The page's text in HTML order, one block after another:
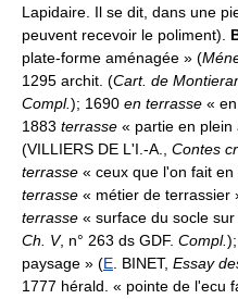
Lapidaire. Il se dit, dans une
peuvent recevoir le poliment).
plate-forme aménagée » (
1295 archit. (Cart. de
Compl.); 1690 en terrasse «
1883 terrasse « partie en plein
(VILLIERS DE L'I.-A., Contes
terrasse « ceux que l'on fait
terrasse « métier de terrassier
terrasse « surface du socle
Ch. V, n° 263 ds GDF. Compl.);
paysage » (E. BINET, Essay
1777 hérald. « pointe de l'ecu